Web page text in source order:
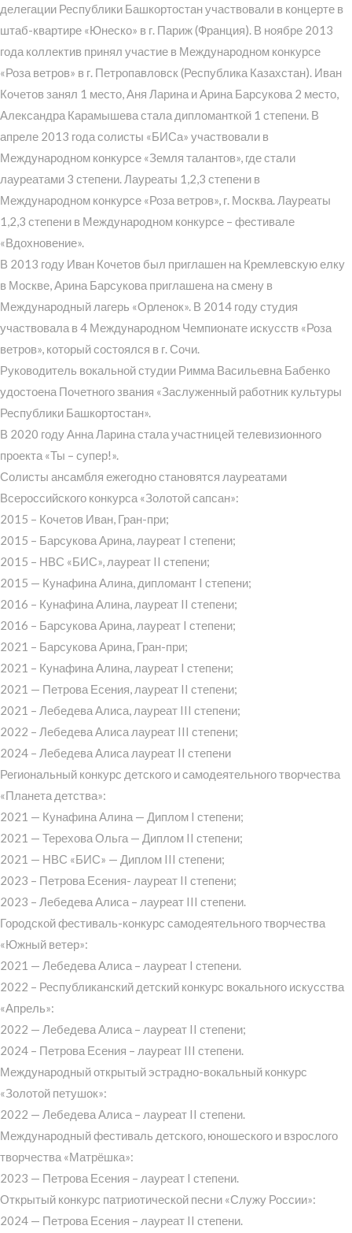
делегации Республики Башкортостан участвовали в концерте в
штаб-квартире «Юнеско» в г. Париж (Франция). В ноябре 2013
года коллектив принял участие в Международном конкурсе
«Роза ветров» в г. Петропавловск (Республика Казахстан). Иван
Кочетов занял 1 место, Аня Ларина и Арина Барсукова 2 место,
Александра Карамышева стала дипломанткой 1 степени. В
апреле 2013 года солисты «БИСа» участвовали в
Международном конкурсе «Земля талантов», где стали
лауреатами 3 степени. Лауреаты 1,2,3 степени в
Международном конкурсе «Роза ветров», г. Москва. Лауреаты
1,2,3 степени в Международном конкурсе – фестивале
«Вдохновение».
В 2013 году Иван Кочетов был приглашен на Кремлевскую елку
в Москве, Арина Барсукова приглашена на смену в
Международный лагерь «Орленок». В 2014 году студия
участвовала в 4 Международном Чемпионате искусств «Роза
ветров», который состоялся в г. Сочи.
Руководитель вокальной студии Римма Васильевна Бабенко
удостоена Почетного звания «Заслуженный работник культуры
Республики Башкортостан».
В 2020 году Анна Ларина стала участницей телевизионного
проекта «Ты – супер!».
Солисты ансамбля ежегодно становятся лауреатами
Всероссийского конкурса «Золотой сапсан»:
2015 – Кочетов Иван, Гран-при;
2015 – Барсукова Арина, лауреат I степени;
2015 – НВС «БИС», лауреат II степени;
2015 — Кунафина Алина, дипломант I степени;
2016 – Кунафина Алина, лауреат II степени;
2016 – Барсукова Арина, лауреат I степени;
2021 – Барсукова Арина, Гран-при;
2021 – Кунафина Алина, лауреат I степени;
2021 — Петрова Есения, лауреат II степени;
2021 – Лебедева Алиса, лауреат III степени;
2022 – Лебедева Алиса лауреат III степени;
2024 – Лебедева Алиса лауреат II степени
Региональный конкурс детского и самодеятельного творчества
«Планета детства»:
2021 — Кунафина Алина — Диплом I степени;
2021 — Терехова Ольга — Диплом II степени;
2021 — НВС «БИС» — Диплом III степени;
2023 – Петрова Есения- лауреат II степени;
2023 – Лебедева Алиса – лауреат III степени.
Городской фестиваль-конкурс самодеятельного творчества
«Южный ветер»:
2021 — Лебедева Алиса – лауреат I степени.
2022 – Республиканский детский конкурс вокального искусства
«Апрель»:
2022 — Лебедева Алиса – лауреат II степени;
2024 – Петрова Есения – лауреат III степени.
Международный открытый эстрадно-вокальный конкурс
«Золотой петушок»:
2022 — Лебедева Алиса – лауреат II степени.
Международный фестиваль детского, юношеского и взрослого
творчества «Матрёшка»:
2023 — Петрова Есения – лауреат I степени.
Открытый конкурс патриотической песни «Служу России»:
2024 — Петрова Есения – лауреат II степени.